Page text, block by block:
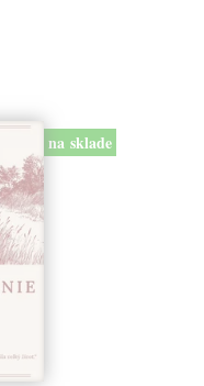
na sklade